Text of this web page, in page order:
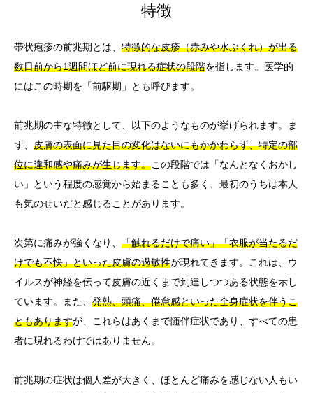
特徴
帯状疱疹の前兆期とは、 特徴的な皮疹（赤みや水ぶくれ）が出る
数日前から1週間ほど前に現れる症状の段階を指します。医学的
にはこの時期を「前駆期」とも呼びます。
前兆期の主な特徴として、以下のようなものが挙げられます。ま
ず、 皮膚の表面に見た目の変化はないにもかかわらず、特定の部
位に違和感や痛みが生じます。この段階では「なんとなくおかし
い」という程度の感覚から始まることも多く、最初のうちは本人
も気のせいだと感じることがあります。
次第に痛みが強くなり、 「触れるだけで痛い」「衣服が当たるだ
けでも不快」といった皮膚の過敏性が現れてきます。これは、ウ
イルスが神経を伝って皮膚の近くまで到達しつつある状態を示し
ています。また、 発熱、頭痛、倦怠感といった全身症状を伴うこ
ともありますが、これらはあくまで随伴症状であり、すべての患
者に現れるわけではありません。
前兆期の症状は個人差が大きく、ほとんど痛みを感じない人もい